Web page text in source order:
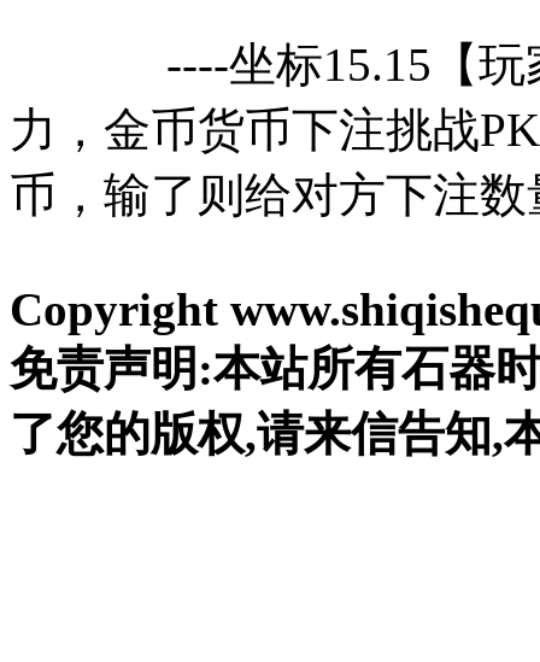
----坐标15.15【玩家
力，金币货币下注挑战
币，输了则给对方下注
Copyright
免责声明:本站所有石器
了您的版权,请来信告知,